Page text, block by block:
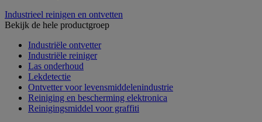
Industrieel reinigen en ontvetten
Bekijk de hele productgroep
Industriële ontvetter
Industriële reiniger
Las onderhoud
Lekdetectie
Ontvetter voor levensmiddelenindustrie
Reiniging en bescherming elektronica
Reinigingsmiddel voor graffiti